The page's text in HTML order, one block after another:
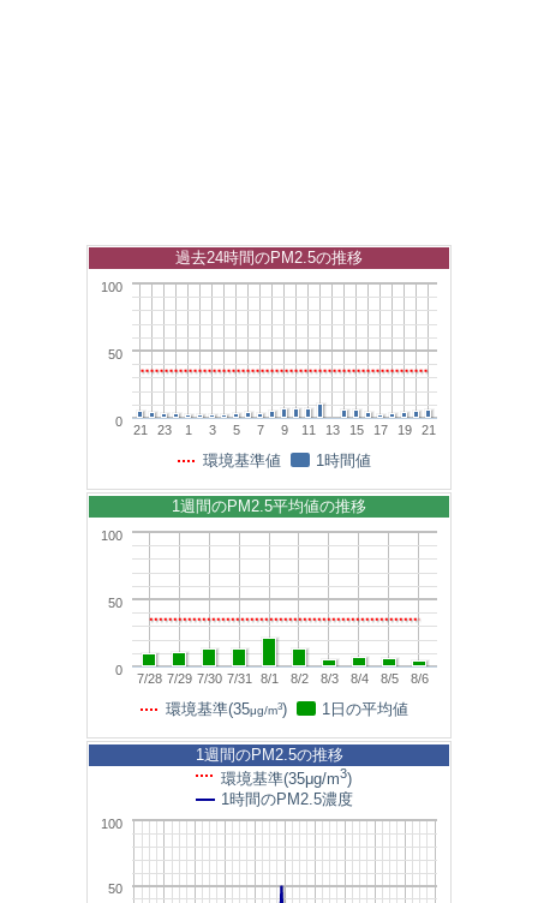
21 23 1 3 5 7 9 11 13 15 17 19 21
0
50
100
過去24時間のPM2.5の推移
環境基準値 1時間値
7/28 7/29 7/30 7/31 8/1 8/2 8/3 8/4 8/5 8/6
0
50
100
1週間のPM2.5平均値の推移
環境基準(35μg/m3) 1日の平均値
50
100
1週間のPM2.5の推移
環境基準(35μg/m3)
1時間のPM2.5濃度